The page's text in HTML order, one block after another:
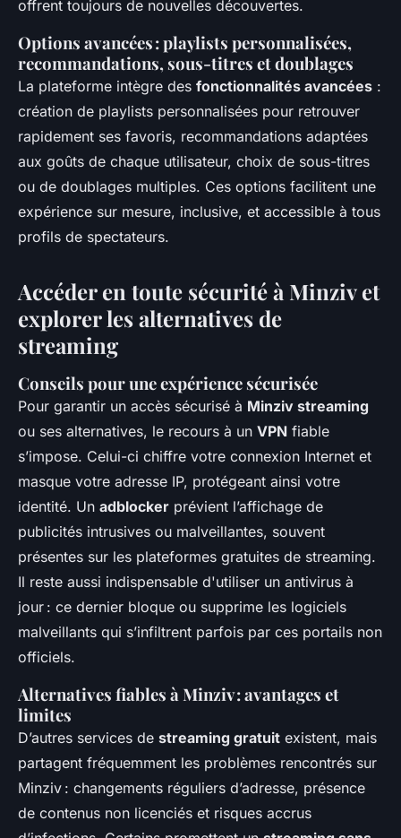
offrent toujours de nouvelles découvertes.
Options avancées : playlists personnalisées,
recommandations, sous-titres et doublages
La plateforme intègre des fonctionnalités avancées :
création de playlists personnalisées pour retrouver
rapidement ses favoris, recommandations adaptées
aux goûts de chaque utilisateur, choix de sous-titres
ou de doublages multiples. Ces options facilitent une
expérience sur mesure, inclusive, et accessible à tous
profils de spectateurs.
Accéder en toute sécurité à Minziv et
explorer les alternatives de
streaming
Conseils pour une expérience sécurisée
Pour garantir un accès sécurisé à Minziv streaming
ou ses alternatives, le recours à un VPN fiable
s’impose. Celui-ci chiffre votre connexion Internet et
masque votre adresse IP, protégeant ainsi votre
identité. Un adblocker prévient l’affichage de
publicités intrusives ou malveillantes, souvent
présentes sur les plateformes gratuites de streaming.
Il reste aussi indispensable d'utiliser un antivirus à
jour : ce dernier bloque ou supprime les logiciels
malveillants qui s’infiltrent parfois par ces portails non
officiels.
Alternatives fiables à Minziv : avantages et
limites
D’autres services de streaming gratuit existent, mais
partagent fréquemment les problèmes rencontrés sur
Minziv : changements réguliers d’adresse, présence
de contenus non licenciés et risques accrus